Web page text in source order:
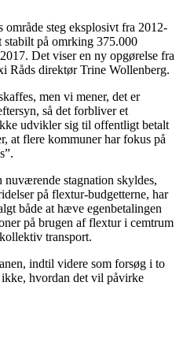
steg eksplosivt fra 2012-
stabilt på omrking 375.000
Det viser en ny opgørelse fra
Råds direktør Trine Wollenberg.
men vi mener, det er
så det forbliver et
udvikler sig til offentligt betalt
at flere kommuner har fokus på
stagnation skyldes,
på flextur-budgetterne, har
både at hæve egenbetalingen
på brugen af flextur i cemtrum
transport.
indtil videre som forsøg i to
hvordan det vil påvirke